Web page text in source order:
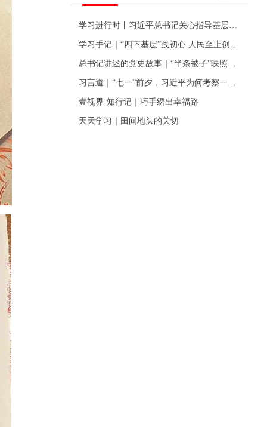
壹视界·知行记｜巧手绣出幸福路
天天学习｜田间地头的关切